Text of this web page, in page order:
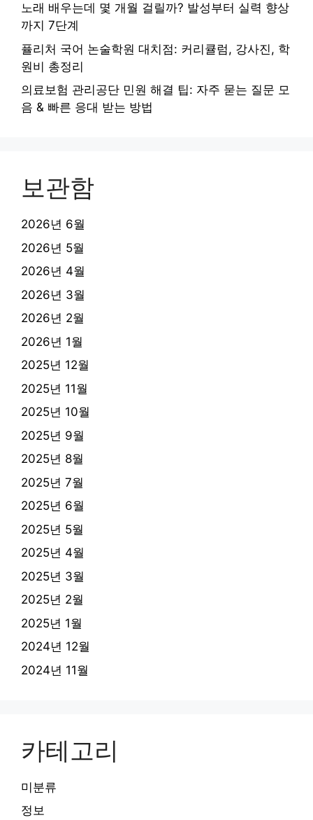
노래 배우는데 몇 개월 걸릴까? 발성부터 실력 향상
까지 7단계
퓰리처 국어 논술학원 대치점: 커리큘럼, 강사진, 학
원비 총정리
의료보험 관리공단 민원 해결 팁: 자주 묻는 질문 모
음 & 빠른 응대 받는 방법
보관함
2026년 6월
2026년 5월
2026년 4월
2026년 3월
2026년 2월
2026년 1월
2025년 12월
2025년 11월
2025년 10월
2025년 9월
2025년 8월
2025년 7월
2025년 6월
2025년 5월
2025년 4월
2025년 3월
2025년 2월
2025년 1월
2024년 12월
2024년 11월
카테고리
미분류
정보